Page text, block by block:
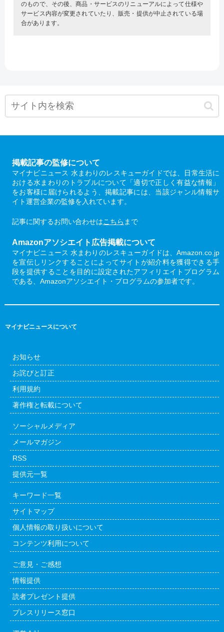
のもので、その後、商品・サービスのリニューアルによって仕様や
サービス内容が変更されていたり、販売・提供が中止されている場
合があります。
掲載記事の監修について
マイナビニュース 水まわりのレスキューガイドでは、日常生活に
おける水まわりのトラブルについて「適切で正しく有益な情報」
をお客様に届けられるよう、掲載記事には、当該ジャンル情報サ
イト運営企業の監修を入れています。
記事に関するお問い合わせはこちら まで
Amazonアソシエイト広告掲載について
マイナビニュース 水まわりのレスキューガイドは、Amazon.co.jp
を宣伝しリンクすることによってサイトが紹介料を獲得できる手
段を提供することを目的に設定されたアフィリエイトプログラム
である、Amazonアソシエイト・プログラムの参加者です。
マイナビニュースについて
お知らせ
お詫びと訂正
利用規約
著作権と転載について
ソーシャルメディア
メールマガジン
RSS
提供元一覧
キーワード一覧
サイトマップ
個人情報の取り扱いについて
コンテンツ利用について
ご意見・ご感想
情報提供
読者プレゼント提供
プレスリリース窓口